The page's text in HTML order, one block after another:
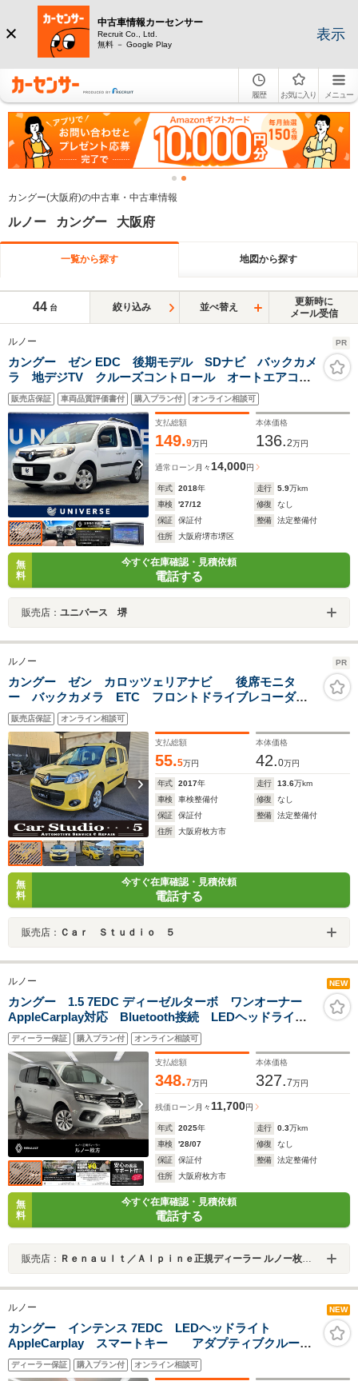
中古車情報カーセンサー
Recruit Co., Ltd.
無料 － Google Play
表示
履歴 お気に入り メニュー
カングー(大阪府)の中古車・中古車情報
ルノー カングー 大阪府
一覧から探す 地図から探す
44 台 絞り込み 並べ替え
更新時に
メール受信
ルノー PR
カングー ゼン EDC 後期モデル SDナビ バックカメ
ラ 地デジTV クルーズコントロール オートエアコ
ン オートライト プライバシーガラス ETC車載器
Bluetooth接続 CD再生 前席アームレスト 禁煙車
販売店保証 車両品質評価書付 購入プラン付 オンライン相談可
支払総額
149.9万円
本体価格
136.2万円
通常ローン 月々14,000円
年式 2018年 走行 5.9万km
車検
'27/12 修復
なし
保証
保証付 整備
法定整備付
住所
大阪府堺市堺区
無
料
今すぐ在庫確認・見積依頼
電話する
販売店： ユニバース 堺
ルノー PR
カングー ゼン カロッツェリアナビ 後席モニタ
ー バックカメラ ETC フロントドライブレコーダ
ー オートエアコン ルーフレール オーバーヘッドコ
ンソールボックス トノカバー
販売店保証 オンライン相談可
支払総額
55.5万円
本体価格
42.0万円
年式 2017年 走行 13.6万km
車検
車検整備付 修復
なし
保証
保証付 整備
法定整備付
住所
大阪府枚方市
無
料
今すぐ在庫確認・見積依頼
電話する
販売店： Ｃａｒ Ｓｔｕｄｉｏ ５
ルノー NEW
カングー 1.5 7EDC ディーゼルターボ ワンオーナー
AppleCarplay対応 Bluetooth接続 LEDヘッドライ
ト バックカメラ 前面衝突警報 アダプティブクルー
ズコントロール 新車保証継承
ディーラー保証 購入プラン付 オンライン相談可
支払総額
348.7万円
本体価格
327.7万円
残価ローン 月々 11,700円
年式 2025年 走行 0.3万km
車検
'28/07 修復
なし
保証
保証付 整備
法定整備付
住所
大阪府枚方市
無
料
今すぐ在庫確認・見積依頼
電話する
販売店： Ｒｅｎａｕｌｔ／Ａｌｐｉｎｅ正規ディーラー ルノー枚方・アルピーヌポイント枚方
ルノー NEW
カングー インテンス 7EDC LEDヘッドライト
AppleCarplay スマートキー アダプティブクルーズ
コントロール 両側スライドドア Bluetooth 新車保証
継承
ディーラー保証 購入プラン付 オンライン相談可